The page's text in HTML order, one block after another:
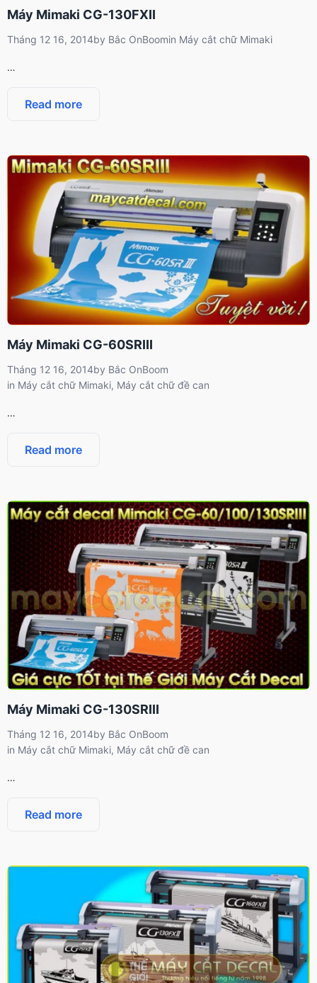
Máy Mimaki CG-130FXII
Tháng 12 16, 2014by Bắc OnBoomin Máy cắt chữ Mimaki
…
Read more
Máy Mimaki CG-60SRIII
Tháng 12 16, 2014by Bắc OnBoom
in Máy cắt chữ Mimaki, Máy cắt chữ đề can
…
Read more
Máy Mimaki CG-130SRIII
Tháng 12 16, 2014by Bắc OnBoom
in Máy cắt chữ Mimaki, Máy cắt chữ đề can
…
Read more